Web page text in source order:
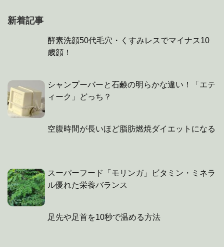
新着記事
酵素洗顔50代毛穴・くすみレスでマイナス10
歳顔！
シャンプーバーと石鹸の明らかな違い！「エテ
ィーク」どっち？
空腹時間が長いほど脂肪燃焼ダイエットになる
スーパーフード「モリンガ」ビタミン・ミネラ
ル優れた栄養バランス
足先や足首を10秒で温める方法